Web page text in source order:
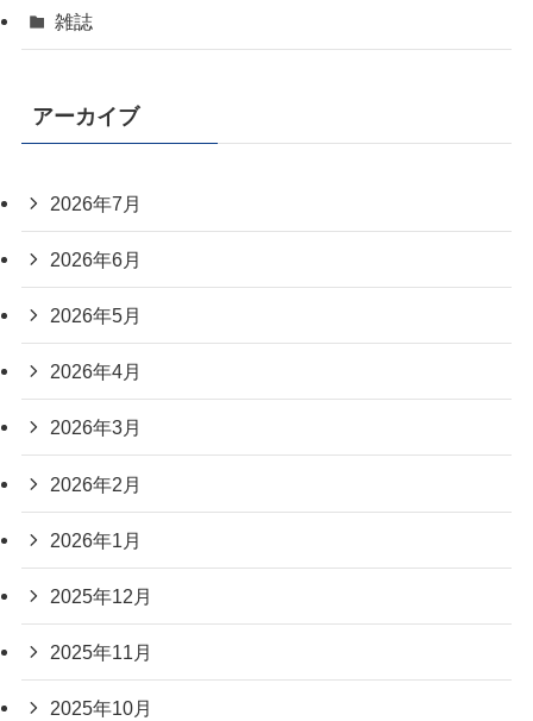
雑誌
アーカイブ
2026年7月
2026年6月
2026年5月
2026年4月
2026年3月
2026年2月
2026年1月
2025年12月
2025年11月
2025年10月